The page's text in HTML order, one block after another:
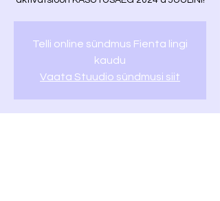
Telli online sündmus Fienta lingi
kaudu
Vaata Stuudio sündmusi siit